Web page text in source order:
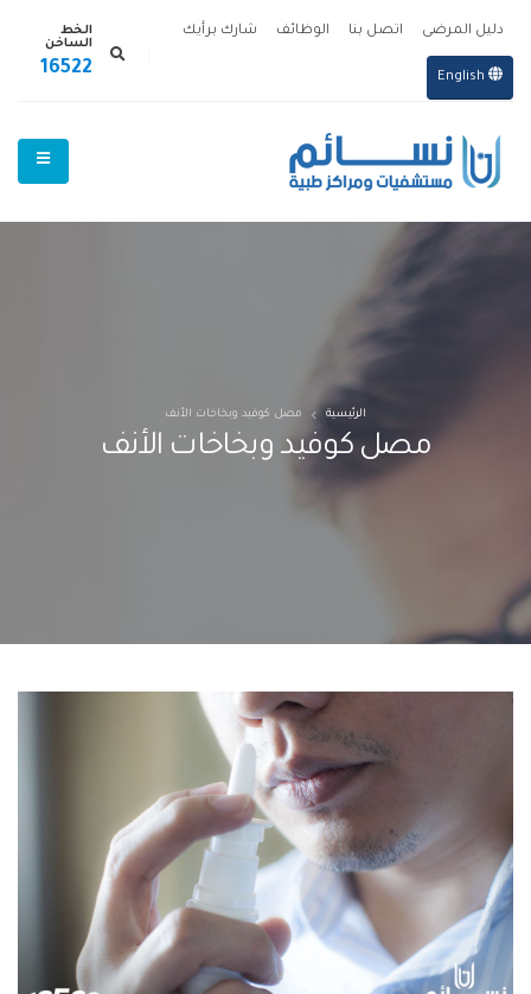
دليل المرضى اتصل بنا الوظائف شارك برأيك
الخط
الساخن
16522
مصل كوفيد وبخاخات الأنف
الرئيسية مصل كوفيد وبخاخات الأنف